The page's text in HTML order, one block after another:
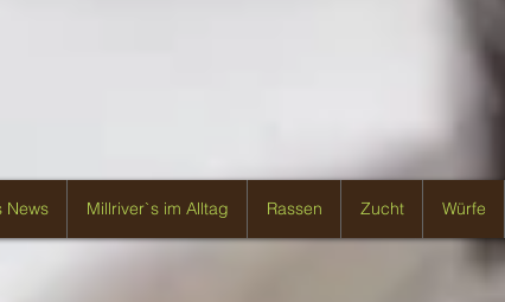
News Millriver`s im Alltag Rassen Zucht Würfe